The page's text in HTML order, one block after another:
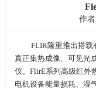
作
FLIR隆重推出搭载
真正集热成像、可见光
仪。 FlirE系列高级红外
电机设备能量损耗、湿